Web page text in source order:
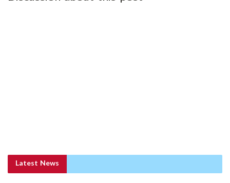
Latest News